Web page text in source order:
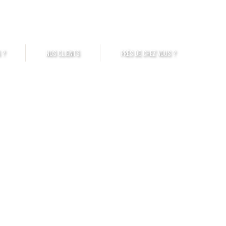
? NOS CLIENTS PRÈS DE CHEZ VOUS ?